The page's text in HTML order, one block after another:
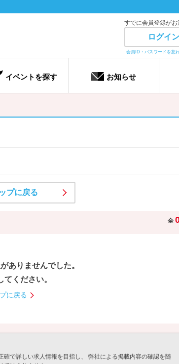
すでに会員登録がお
ログイン
会員ID・パスワードを忘
イベントを探す お知らせ
プに戻る
全
ありませんでした。
ください。
に戻る
で詳しい求人情報を目指し、 弊社による掲載内容の確認を随